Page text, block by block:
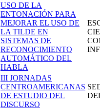
USO DE LA
ENTONACIÓN PARA
MEJORAR EL USO DE
LA TILDE EN
SISTEMAS DE
RECONOCIMIENTO
AUTOMÁTICO DEL
HABLA
III JORNADAS
CENTROAMERICANAS
DE ESTUDIO DEL
DISCURSO